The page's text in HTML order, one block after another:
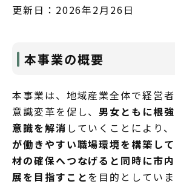
更新日：2026年2月26日
本事業の概要
本事業は、地域産業全体で経営
意識変革を促し、男女ともに根
意識を解消 していくことにより
が働きやすい職場環境を構築し
材の確保へつなげると同時に市
展を目指すことを目的としていま